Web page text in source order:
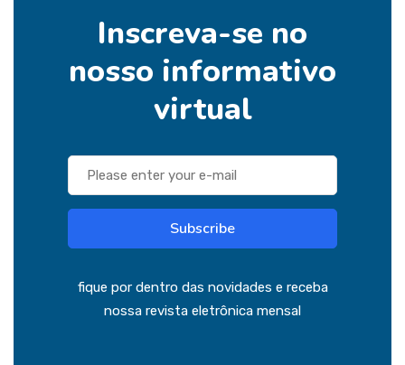
Inscreva-se no
nosso informativo
virtual
Subscribe
fique por dentro das novidades e receba
nossa revista eletrônica mensal